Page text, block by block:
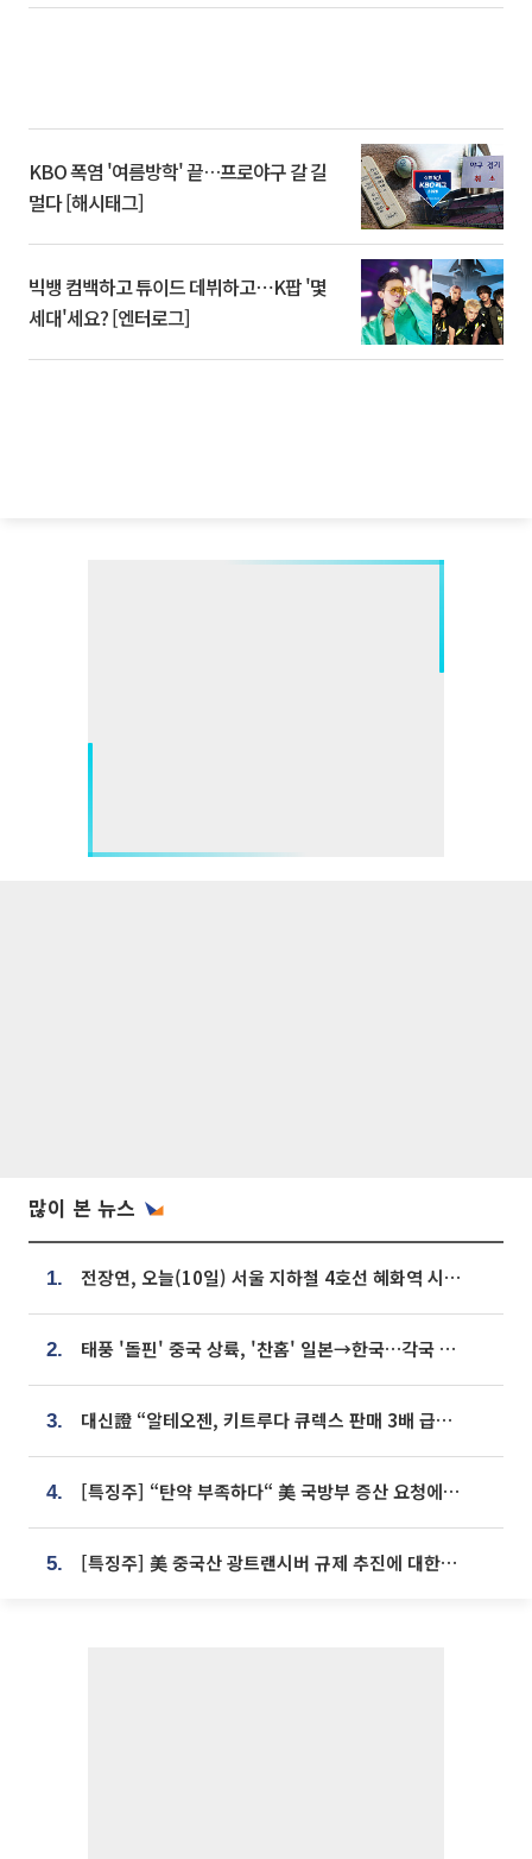
KBO 폭염 '여름방학' 끝…프로야구 갈 길
멀다 [해시태그]
빅뱅 컴백하고 튜이드 데뷔하고⋯K팝 '몇
세대'세요? [엔터로그]
많이 본 뉴스
1. 전장연, 오늘(10일) 서울 지하철 4호선 혜화역 시위…1호선 용산역 무정차
2. 태풍 '돌핀' 중국 상륙, '찬홈' 일본→한국…각국 기상청 예상 경로는?
3. 대신證 “알테오젠, 키트루다 큐렉스 판매 3배 급증…목표가 41만원 상향”
4. [특징주] “탄약 부족하다“ 美 국방부 증산 요청에⋯국내 방산주 급등세
5. [특징주] 美 중국산 광트랜시버 규제 추진에 대한광통신 등 광통신株 강세